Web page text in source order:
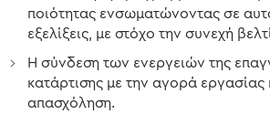
ποιότητας ενσωματώνοντας σε
εξελίξεις, με στόχο την συνεχή
Η σύνδεση των ενεργειών της
κατάρτισης με την αγορά εργασίας
απασχόληση.